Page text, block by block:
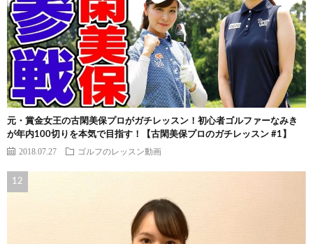
元・賞金女王の古閑美保プロがガチレッスン！初心者ゴルファーなみき
が年内100切りを本気で目指す！【古閑美保プロのガチレッスン #1】
2018.07.27 ゴルフのレッスン動画